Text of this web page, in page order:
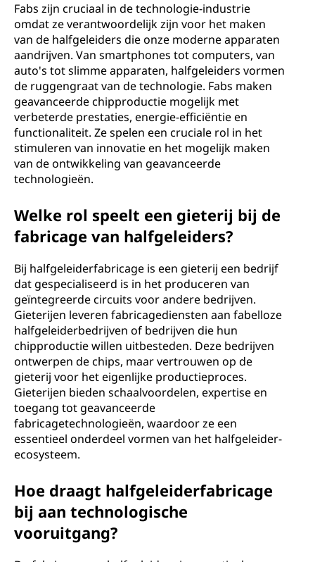
Fabs zijn cruciaal in de technologie-industrie
omdat ze verantwoordelijk zijn voor het maken
van de halfgeleiders die onze moderne apparaten
aandrijven. Van smartphones tot computers, van
auto's tot slimme apparaten, halfgeleiders vormen
de ruggengraat van de technologie. Fabs maken
geavanceerde chipproductie mogelijk met
verbeterde prestaties, energie-efficiëntie en
functionaliteit. Ze spelen een cruciale rol in het
stimuleren van innovatie en het mogelijk maken
van de ontwikkeling van geavanceerde
technologieën.
Welke rol speelt een gieterij bij de
fabricage van halfgeleiders?
Bij halfgeleiderfabricage is een gieterij een bedrijf
dat gespecialiseerd is in het produceren van
geïntegreerde circuits voor andere bedrijven.
Gieterijen leveren fabricagediensten aan fabelloze
halfgeleiderbedrijven of bedrijven die hun
chipproductie willen uitbesteden. Deze bedrijven
ontwerpen de chips, maar vertrouwen op de
gieterij voor het eigenlijke productieproces.
Gieterijen bieden schaalvoordelen, expertise en
toegang tot geavanceerde
fabricagetechnologieën, waardoor ze een
essentieel onderdeel vormen van het halfgeleider-
ecosysteem.
Hoe draagt halfgeleiderfabricage
bij aan technologische
vooruitgang?